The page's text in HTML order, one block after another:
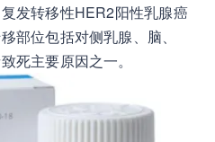
发转移性HER2阳性乳腺癌
部位包括对侧乳腺、脑、
死主要原因之一。